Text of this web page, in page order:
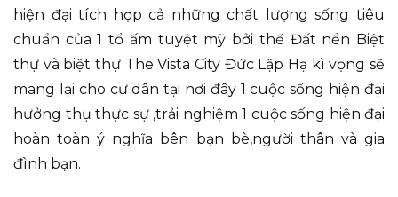
hiện đại tích hợp cả những chất lượng sống tiêu
chuẩn của 1 tổ ấm tuyệt mỹ bởi thế Đất nền Biệt
thự và biệt thự The Vista City Đức Lập Hạ kì vọng sẽ
mang lại cho cư dân tại nơi đây 1 cuộc sống hiện đại
hưởng thụ thực sự ,trải nghiệm 1 cuộc sống hiện đại
hoàn toàn ý nghĩa bên bạn bè,người thân và gia
đình bạn.